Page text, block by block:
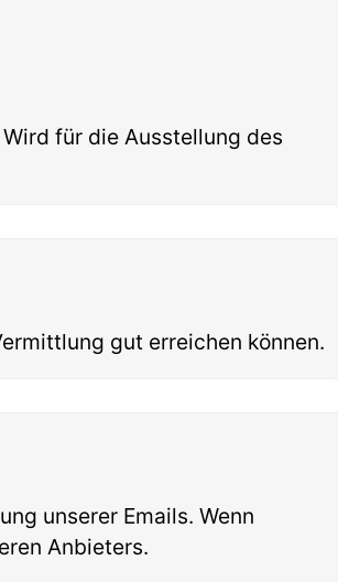
für die Ausstellung des
gut erreichen können.
unserer Emails. Wenn
Anbieters.